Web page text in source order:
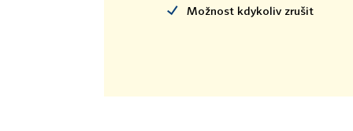
Možnost kdykoliv zrušit